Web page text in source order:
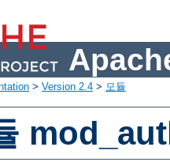
> Version 2.4 > 모듈